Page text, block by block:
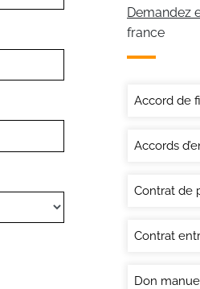
Demandez
france
Accord de
Accords
Contrat de
Contrat
Don